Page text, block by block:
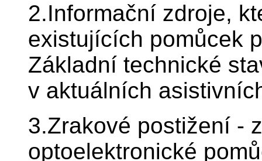
2.Informační zdroje,
existujících pomůcek
Základní technické
v aktuálních
3.Zrakové postižení -
optoelektronické